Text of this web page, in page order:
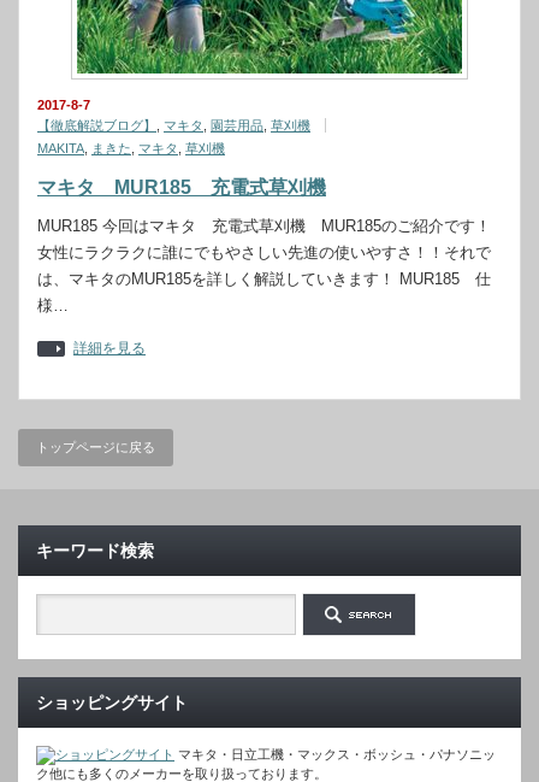
2017-8-7
【徹底解説ブログ】
マキタ 園芸用品 草刈機
MAKITA
まきた マキタ 草刈機
マキタ MUR185 充電式草刈機
MUR185 今回はマキタ 充電式草刈機 MUR185のご紹介です！
女性にラクラクに誰にでもやさしい先進の使いやすさ！！それで
は、マキタのMUR185を詳しく解説していきます！ MUR185 仕
様…
詳細を見る
トップページに戻る
キーワード検索
ショッピングサイト
マキタ・日立工機・マックス・ボッシュ・パナソニッ
ク他にも多くのメーカーを取り扱っております。